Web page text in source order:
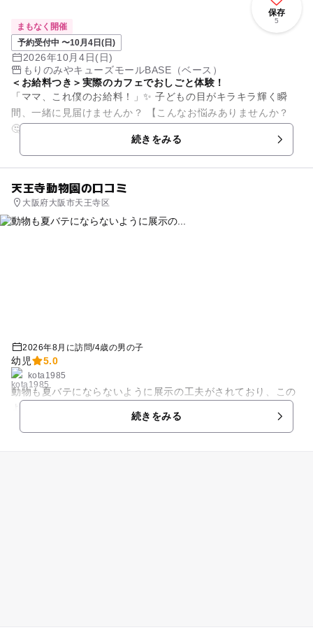
保存
5
まもなく開催
予約受付中 〜10月4日(日)
2026年10月4日(日)
もりのみやキューズモールBASE（ベース）
＜お給料つき＞実際のカフェでおしごと体験！
「ママ、これ僕のお給料！」✨ 子どもの目がキラキラ輝く瞬
間、一緒に見届けませんか？ 【こんなお悩みありませんか？
🤔】 ・お金のありがたみをなかなか理解してくれない ・座っ
続きをみる
天王寺動物園の口コミ
大阪府大阪市天王寺区
2026年8月に訪問/4歳の男の子
幼児 5.0
kota1985
動物も夏バテにならないように展示の工夫がされており、この
続きをみる